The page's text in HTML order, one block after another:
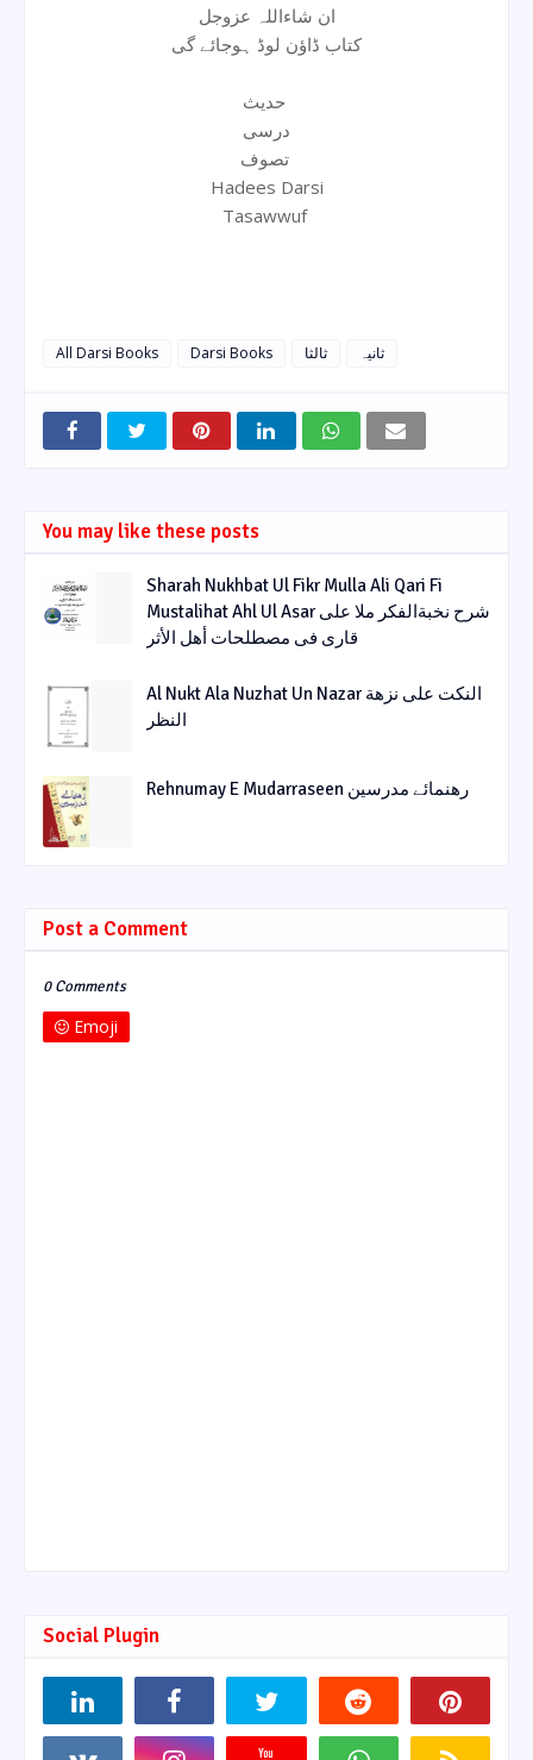
ان شاءاللہ عزوجل
کتاب ڈاؤن لوڈ ہوجائے گی
درسی
تصوف
Hadees Darsi
Tasawwuf
All Darsi Books Darsi Books ثالثا ثانیہ
You may like these posts
Sharah Nukhbat Ul Fikr Mulla Ali Qari Fi
Mustalihat Ahl Ul Asar شرح نخبةالفکر ملا علی
قاری فی مصطلحات أھل الأثر
Al Nukt Ala Nuzhat Un Nazar النکت علی نزھة
النظر
Rehnumay E Mudarraseen رهنمائے مدرسین
Post a Comment
0 Comments
Emoji
Social Plugin